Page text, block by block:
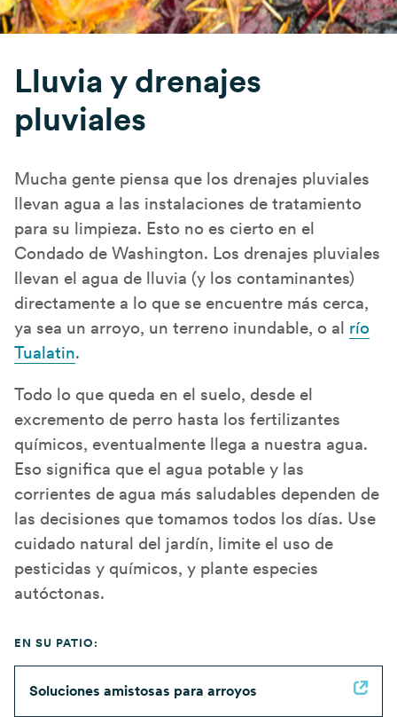
Lluvia y drenajes
pluviales
Mucha gente piensa que los drenajes pluviales
llevan agua a las instalaciones de tratamiento
para su limpieza. Esto no es cierto en el
Condado de Washington. Los drenajes pluviales
llevan el agua de lluvia (y los contaminantes)
directamente a lo que se encuentre más cerca,
ya sea un arroyo, un terreno inundable, o al río
Tualatin.
Todo lo que queda en el suelo, desde el
excremento de perro hasta los fertilizantes
químicos, eventualmente llega a nuestra agua.
Eso significa que el agua potable y las
corrientes de agua más saludables dependen de
las decisiones que tomamos todos los días. Use
cuidado natural del jardín, limite el uso de
pesticidas y químicos, y plante especies
autóctonas.
EN SU PATIO:
Soluciones amistosas para arroyos